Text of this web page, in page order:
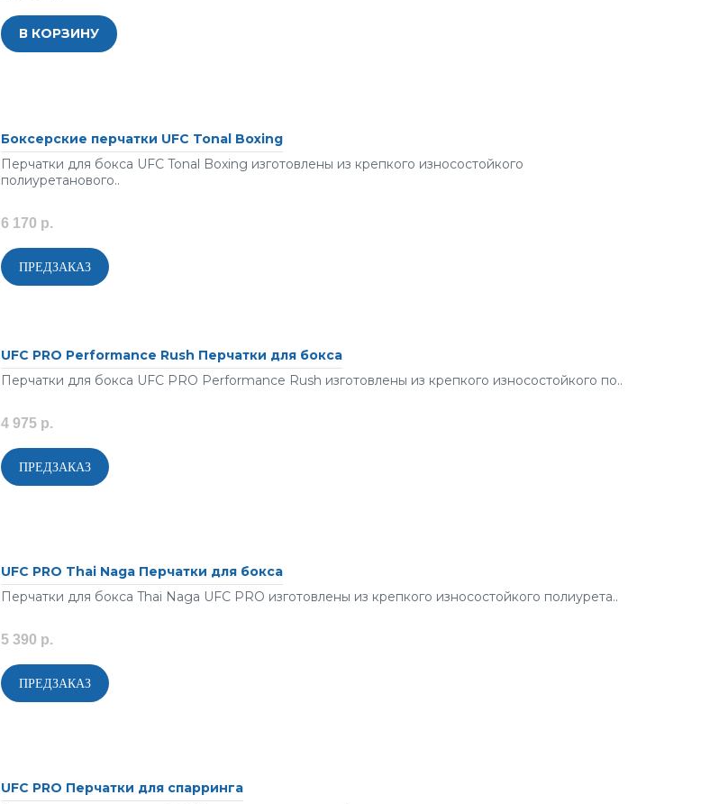
В КОРЗИНУ
Боксерские перчатки UFC Tonal Boxing
Перчатки для бокса UFC Tonal Boxing изготовлены из крепкого износостойкого
полиуретанового..
6 170 р.
UFC PRO Performance Rush Перчатки для бокса
Перчатки для бокса UFC PRO Performance Rush изготовлены из крепкого износостойкого по..
4 975 р.
UFC PRO Thai Naga Перчатки для бокса
Перчатки для бокса Thai Naga UFC PRO изготовлены из крепкого износостойкого полиурета..
5 390 р.
UFC PRO Перчатки для спарринга